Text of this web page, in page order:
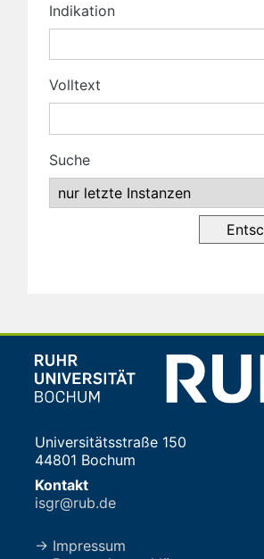
Indikation
Volltext
Suche
Universitätsstraße 150
44801 Bochum
Kontakt
isgr@rub.de
→ Impressum